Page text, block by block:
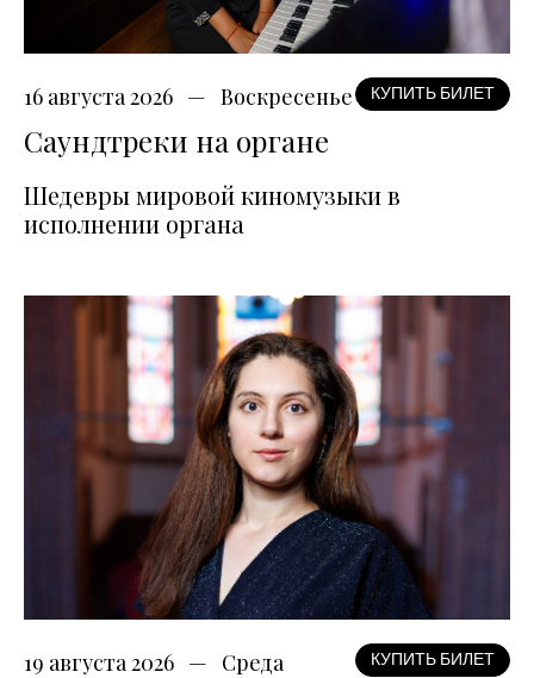
16 августа 2026 Воскресенье КУПИТЬ БИЛЕТ
Саундтреки на органе
Шедевры мировой киномузыки в
исполнении органа
19 августа 2026 Среда КУПИТЬ БИЛЕТ